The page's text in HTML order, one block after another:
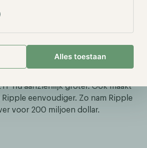
Alles toestaan
tussen Ripple en de SEC. Beide
vonnis uit 2023 ongewijzigd blijft.
positief met een stijging van
nu aanzienlijk groter. Ook maakt
eenvoudiger. Zo nam Ripple
voor 200 miljoen dollar.